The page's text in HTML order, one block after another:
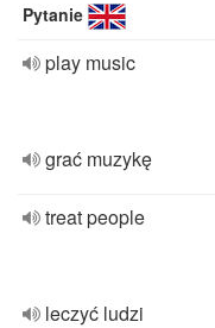
Pytanie
play music
grać muzykę
treat people
leczyć ludzi